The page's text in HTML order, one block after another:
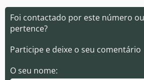
Foi contactado por este número
pertence?
Participe e deixe o seu comentário
O seu nome: